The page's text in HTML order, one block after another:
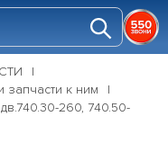
запчасти к ним
260, 740.50-